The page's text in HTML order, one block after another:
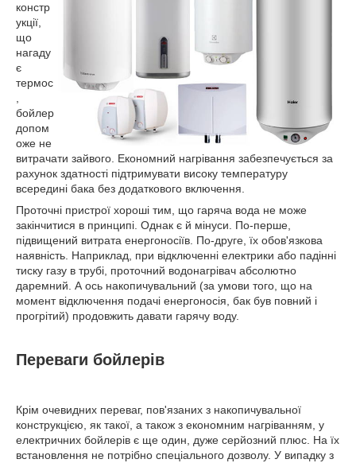
констр
укції,
що
нагаду
є
термос
,
бойлер
допом
оже не
витрачати зайвого. Економний нагрівання забезпечується за
рахунок здатності підтримувати високу температуру
всередині бака без додаткового включення.
Проточні пристрої хороші тим, що гаряча вода не може
закінчитися в принципі. Однак є й мінуси. По-перше,
підвищений витрата енергоносіїв. По-друге, їх обов'язкова
наявність. Наприклад, при відключенні електрики або падінні
тиску газу в трубі, проточний водонагрівач абсолютно
даремний. А ось накопичувальний (за умови того, що на
момент відключення подачі енергоносія, бак був повний і
прогрітий) продовжить давати гарячу воду.
Переваги бойлерів
Крім очевидних переваг, пов'язаних з накопичувальної
конструкцією, як такої, а також з економним нагріванням, у
електричних бойлерів є ще один, дуже серйозний плюс. На їх
встановлення не потрібно спеціального дозволу. У випадку з